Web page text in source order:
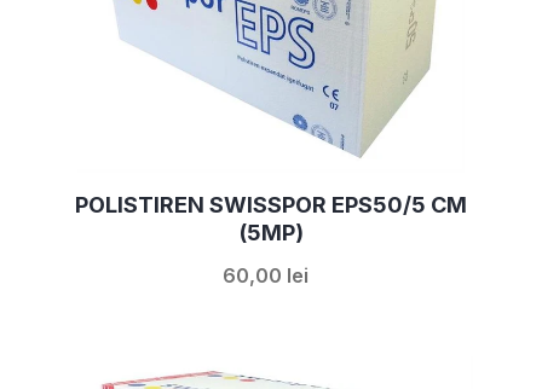
POLISTIREN SWISSPOR EPS50/5 CM
(5MP)
60,00 lei